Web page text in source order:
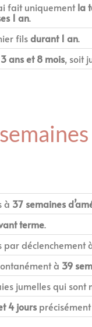
fait uniquementla
1 an.
filsdurant 1 an.
3 ans et 8 mois, soit
à 37 semaines
terme.
par déclenchement
à 39
jumelles qui sont
4 joursprécisément